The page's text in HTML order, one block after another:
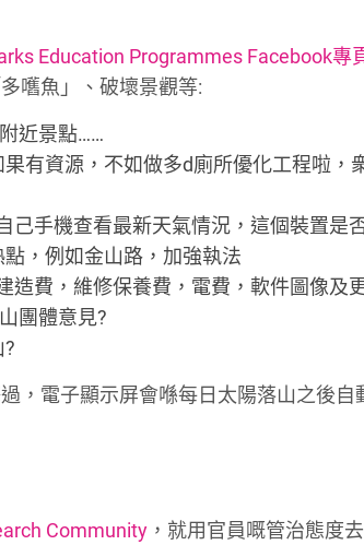
Education Programmes Facebook專
嚿魚」、破壞景觀等:
近景點……
有資源，不如做多d廁所優化工程啦，
手機查看最新天氣情況，這個裝置是
，例如金山路，加強執法
費，維修保養費，電費，軟件圖像及
團體意見?
，電子顯示屏會喺每日太陽落山之後自
Community ，就用官員嘅管治態度